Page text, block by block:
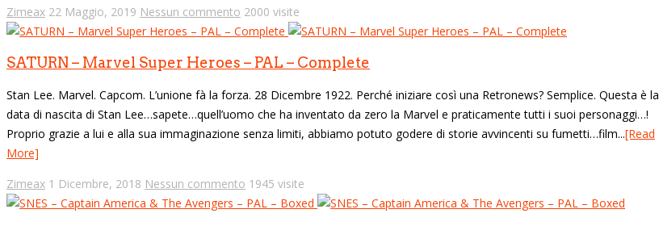
Zimeax 22 Maggio, 2019 Nessun commento 2000 visite
SATURN – Marvel Super Heroes – PAL – Complete
Stan Lee. Marvel. Capcom. L’unione fà la forza. 28 Dicembre 1922. Perché iniziare così una Retronews? Semplice. Questa è la
data di nascita di Stan Lee…sapete…quell’uomo che ha inventato da zero la Marvel e praticamente tutti i suoi personaggi…!
Proprio grazie a lui e alla sua immaginazione senza limiti, abbiamo potuto godere di storie avvincenti su fumetti…film...[Read
More]
Zimeax 1 Dicembre, 2018 Nessun commento 1945 visite